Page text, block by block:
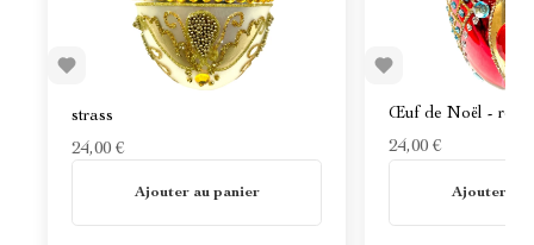
Œuf de Noël - doré, blanc et
strass
24,00 €
Ajouter au panier
Œuf de Noël -
24,00 €
Ajouter au